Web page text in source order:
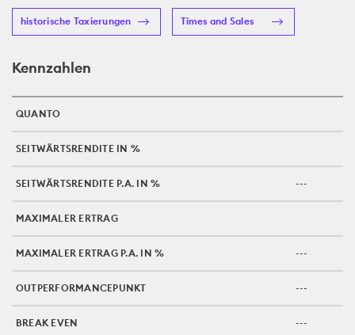
historische Taxierungen Times and Sales
Kennzahlen
QUANTO
SEITWÄRTSRENDITE IN %
SEITWÄRTSRENDITE P.A. IN % ---
MAXIMALER ERTRAG
MAXIMALER ERTRAG P.A. IN % ---
OUTPERFORMANCEPUNKT ---
BREAK EVEN ---